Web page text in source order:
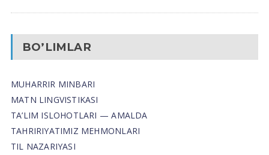
BO’LIMLAR
MUHARRIR MINBARI
MATN LINGVISTIKASI
TA’LIM ISLOHOTLARI — AMALDA
TAHRIRIYATIMIZ MEHMONLARI
TIL NAZARIYASI